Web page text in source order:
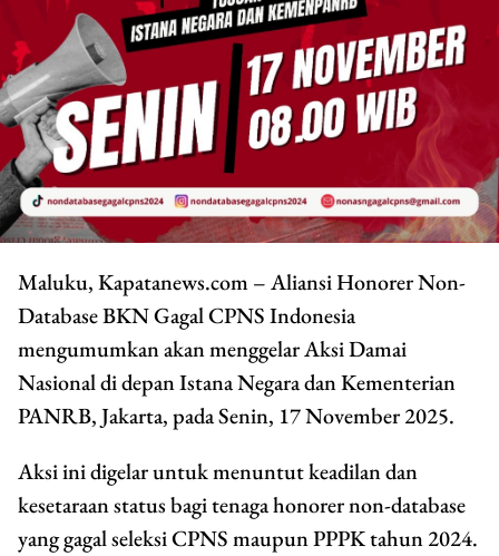
Maluku, Kapatanews.com – Aliansi Honorer Non-
Database BKN Gagal CPNS Indonesia
mengumumkan akan menggelar Aksi Damai
Nasional di depan Istana Negara dan Kementerian
PANRB, Jakarta, pada Senin, 17 November 2025.
Aksi ini digelar untuk menuntut keadilan dan
kesetaraan status bagi tenaga honorer non-database
yang gagal seleksi CPNS maupun PPPK tahun 2024.